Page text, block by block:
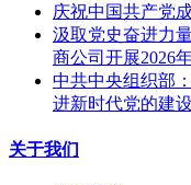
庆祝中国共产党
汲取党史奋进力
商公司开展2026
中共中央组织部
进新时代党的建
关于我们